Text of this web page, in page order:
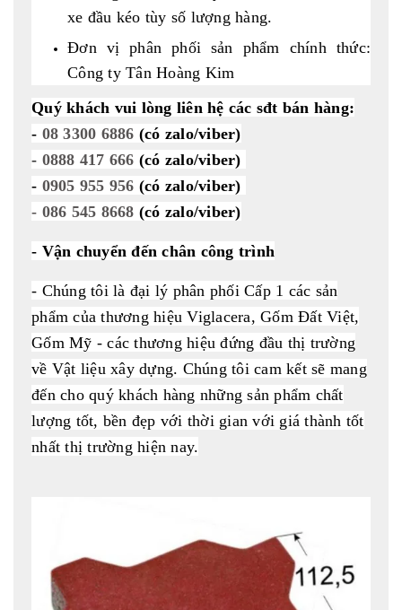
xe đầu kéo tùy số lượng hàng.
Đơn vị phân phối sản phẩm chính thức:
Công ty Tân Hoàng Kim
Quý khách vui lòng liên hệ các sđt bán hàng:
- 08 3300 6886 (có zalo/viber)
- 0888 417 666 (có zalo/viber)
- 0905 955 956 (có zalo/viber)
- 086 545 8668 (có zalo/viber)
- Vận chuyển đến chân công trình
- Chúng tôi là đại lý phân phối Cấp 1 các sản
phẩm của thương hiệu Viglacera, Gốm Đất Việt,
Gốm Mỹ - các thương hiệu đứng đầu thị trường
về Vật liệu xây dựng. Chúng tôi cam kết sẽ mang
đến cho quý khách hàng những sản phẩm chất
lượng tốt, bền đẹp với thời gian với giá thành tốt
nhất thị trường hiện nay.